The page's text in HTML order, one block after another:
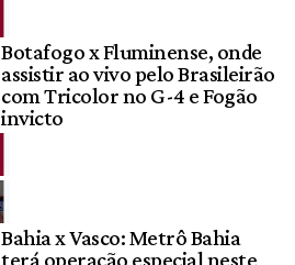
Botafogo x Fluminense, onde
assistir ao vivo pelo Brasileirão
com Tricolor no G-4 e Fogão
invicto
Bahia x Vasco: Metrô Bahia
terá operação especial neste